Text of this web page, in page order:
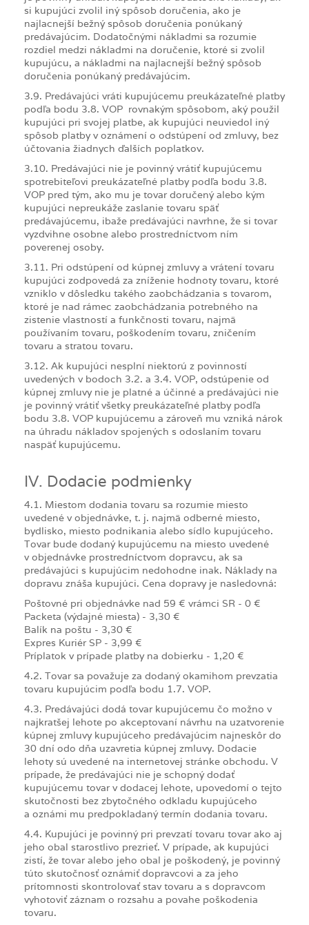
si kupujúci zvolil iný spôsob doručenia, ako je
najlacnejší bežný spôsob doručenia ponúkaný
predávajúcim. Dodatočnými nákladmi sa rozumie
rozdiel medzi nákladmi na doručenie, ktoré si zvolil
kupujúcu, a nákladmi na najlacnejší bežný spôsob
doručenia ponúkaný predávajúcim.
3.9. Predávajúci vráti kupujúcemu preukázateľné platby
podľa bodu 3.8. VOP rovnakým spôsobom, aký použil
kupujúci pri svojej platbe, ak kupujúci neuviedol iný
spôsob platby v oznámení o odstúpení od zmluvy, bez
účtovania žiadnych ďalších poplatkov.
3.10. Predávajúci nie je povinný vrátiť kupujúcemu
spotrebiteľovi preukázateľné platby podľa bodu 3.8.
VOP pred tým, ako mu je tovar doručený alebo kým
kupujúci nepreukáže zaslanie tovaru späť
predávajúcemu, ibaže predávajúci navrhne, že si tovar
vyzdvihne osobne alebo prostredníctvom ním
poverenej osoby.
3.11. Pri odstúpení od kúpnej zmluvy a vrátení tovaru
kupujúci zodpovedá za zníženie hodnoty tovaru, ktoré
vzniklo v dôsledku takého zaobchádzania s tovarom,
ktoré je nad rámec zaobchádzania potrebného na
zistenie vlastností a funkčnosti tovaru, najmä
používaním tovaru, poškodením tovaru, zničením
tovaru a stratou tovaru.
3.12. Ak kupujúci nesplní niektorú z povinností
uvedených v bodoch 3.2. a 3.4. VOP, odstúpenie od
kúpnej zmluvy nie je platné a účinné a predávajúci nie
je povinný vrátiť všetky preukázateľné platby podľa
bodu 3.8. VOP kupujúcemu a zároveň mu vzniká nárok
na úhradu nákladov spojených s odoslaním tovaru
naspäť kupujúcemu.
IV. Dodacie podmienky
4.1. Miestom dodania tovaru sa rozumie miesto
uvedené v objednávke, t. j. najmä odberné miesto,
bydlisko, miesto podnikania alebo sídlo kupujúceho.
Tovar bude dodaný kupujúcemu na miesto uvedené
v objednávke prostredníctvom dopravcu, ak sa
predávajúci s kupujúcim nedohodne inak. Náklady na
dopravu znáša kupujúci. Cena dopravy je nasledovná:
Poštovné pri objednávke nad 59 € vrámci SR - 0 €
Packeta (výdajné miesta) - 3,30 €
Balík na poštu - 3,30 €
Expres Kuriér SP - 3,99 €
Príplatok v prípade platby na dobierku - 1,20 €
4.2. Tovar sa považuje za dodaný okamihom prevzatia
tovaru kupujúcim podľa bodu 1.7. VOP.
4.3. Predávajúci dodá tovar kupujúcemu čo možno v
najkratšej lehote po akceptovaní návrhu na uzatvorenie
kúpnej zmluvy kupujúceho predávajúcim najneskôr do
30 dní odo dňa uzavretia kúpnej zmluvy. Dodacie
lehoty sú uvedené na internetovej stránke obchodu. V
prípade, že predávajúci nie je schopný dodať
kupujúcemu tovar v dodacej lehote, upovedomí o tejto
skutočnosti bez zbytočného odkladu kupujúceho
a oznámi mu predpokladaný termín dodania tovaru.
4.4. Kupujúci je povinný pri prevzatí tovaru tovar ako aj
jeho obal starostlivo prezrieť. V prípade, ak kupujúci
zistí, že tovar alebo jeho obal je poškodený, je povinný
túto skutočnosť oznámiť dopravcovi a za jeho
prítomnosti skontrolovať stav tovaru a s dopravcom
vyhotoviť záznam o rozsahu a povahe poškodenia
tovaru.